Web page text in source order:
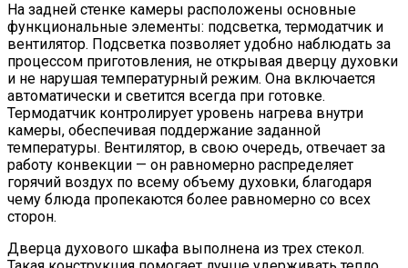
На задней стенке камеры расположены основные
функциональные элементы: подсветка, термодатчик и
вентилятор. Подсветка позволяет удобно наблюдать за
процессом приготовления, не открывая дверцу духовки
и не нарушая температурный режим. Она включается
автоматически и светится всегда при готовке.
Термодатчик контролирует уровень нагрева внутри
камеры, обеспечивая поддержание заданной
температуры. Вентилятор, в свою очередь, отвечает за
работу конвекции — он равномерно распределяет
горячий воздух по всему объему духовки, благодаря
чему блюда пропекаются более равномерно со всех
сторон.
Дверца духового шкафа выполнена из трех стекол.